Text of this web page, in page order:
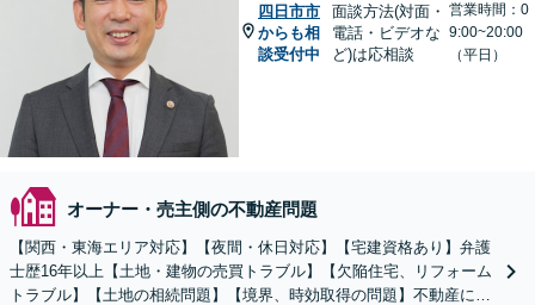
四日市市
からも相
談受付中
面談方法(対面・
電話・ビデオな
ど)は応相談
営業時間：0
9:00~20:00
（平日）
オーナー・売主側の不動産問題
【関西・東海エリア対応】【夜間・休日対応】【宅建資格あり】弁護
士歴16年以上【土地・建物の売買トラブル】【欠陥住宅、リフォーム
トラブル】【土地の相続問題】【境界、時効取得の問題】不動産に関